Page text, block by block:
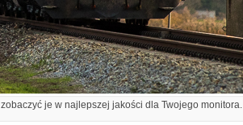
je w najlepszej jakości dla Twojego monitora.